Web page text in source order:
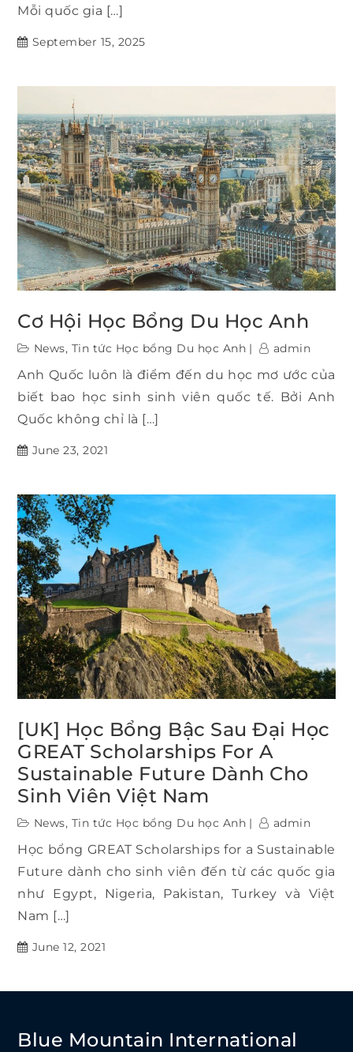
Mỗi quốc gia […]
September 15, 2025
Cơ Hội Học Bổng Du Học Anh
News, Tin tức Học bổng Du học Anh admin
Anh Quốc luôn là điểm đến du học mơ ước của
biết bao học sinh sinh viên quốc tế. Bởi Anh
Quốc không chỉ là […]
June 23, 2021
[UK] Học Bổng Bậc Sau Đại Học
GREAT Scholarships For A
Sustainable Future Dành Cho
Sinh Viên Việt Nam
News, Tin tức Học bổng Du học Anh admin
Học bổng GREAT Scholarships for a Sustainable
Future dành cho sinh viên đến từ các quốc gia
như Egypt, Nigeria, Pakistan, Turkey và Việt
Nam […]
June 12, 2021
Blue Mountain International